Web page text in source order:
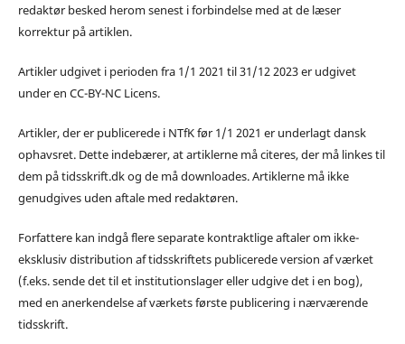
redaktør besked herom senest i forbindelse med at de læser
korrektur på artiklen.
Artikler udgivet i perioden fra 1/1 2021 til 31/12 2023 er udgivet
under en CC-BY-NC Licens.
Artikler, der er publicerede i NTfK før 1/1 2021 er underlagt dansk
ophavsret. Dette indebærer, at artiklerne må citeres, der må linkes til
dem på tidsskrift.dk og de må downloades. Artiklerne må ikke
genudgives uden aftale med redaktøren.
Forfattere kan indgå flere separate kontraktlige aftaler om ikke-
eksklusiv distribution af tidsskriftets publicerede version af værket
(f.eks. sende det til et institutionslager eller udgive det i en bog),
med en anerkendelse af værkets første publicering i nærværende
tidsskrift.